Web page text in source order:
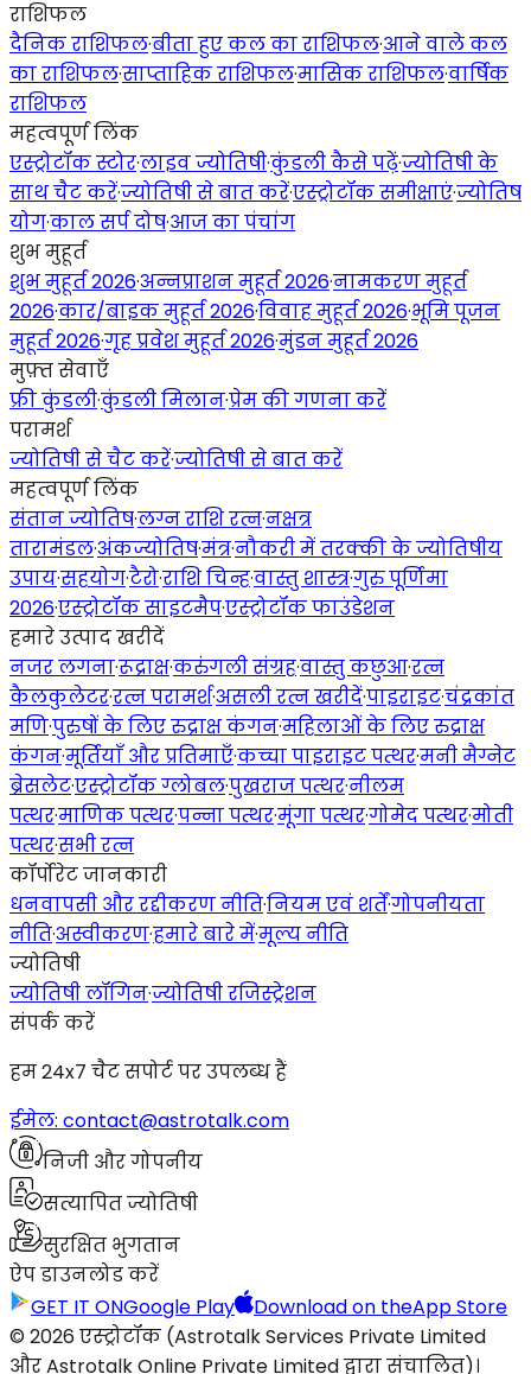
राशिफल
दैनिक राशिफल·बीता हुए कल का राशिफल·आने वाले कल
का राशिफल·साप्ताहिक राशिफल·मासिक राशिफल·वार्षिक
राशिफल
महत्वपूर्ण लिंक
एस्ट्रोटॉक स्टोर·लाइव ज्योतिषी·कुंडली कैसे पढ़ें·ज्योतिषी के
साथ चैट करें·ज्योतिषी से बात करें·एस्ट्रोटॉक समीक्षाएं·ज्योतिष
योग·काल सर्प दोष·आज का पंचांग
शुभ मुहूर्त
शुभ मुहूर्त 2026·अन्नप्राशन मुहूर्त 2026·नामकरण मुहूर्त
2026·कार/बाइक मुहूर्त 2026·विवाह मुहूर्त 2026·भूमि पूजन
मुहूर्त 2026·गृह प्रवेश मुहूर्त 2026·मुंडन मुहूर्त 2026
मुफ़्त सेवाएँ
फ्री कुंडली·कुंडली मिलान·प्रेम की गणना करें
परामर्श
ज्योतिषी से चैट करें·ज्योतिषी से बात करें
महत्वपूर्ण लिंक
संतान ज्योतिष·लग्न राशि रत्न·नक्षत्र
तारामंडल·अंकज्योतिष·मंत्र·नौकरी में तरक्की के ज्योतिषीय
उपाय·सहयोग·टैरो·राशि चिन्ह·वास्तु शास्त्र·गुरु पूर्णिमा
2026·एस्ट्रोटॉक साइटमैप·एस्ट्रोटॉक फाउंडेशन
हमारे उत्पाद खरीदें
नजर लगना·रूद्राक्ष·करुंगली संग्रह·वास्तु कछुआ·रत्न
कैलकुलेटर·रत्न परामर्श·असली रत्न खरीदें·पाइराइट·चंद्रकांत
मणि·पुरुषों के लिए रुद्राक्ष कंगन·महिलाओं के लिए रुद्राक्ष
कंगन·मूर्तियाँ और प्रतिमाएँ·कच्चा पाइराइट पत्थर·मनी मैग्नेट
ब्रेसलेट·एस्ट्रोटॉक ग्लोबल·पुखराज पत्थर·नीलम
पत्थर·माणिक पत्थर·पन्ना पत्थर·मूंगा पत्थर·गोमेद पत्थर·मोती
पत्थर·सभी रत्न
कॉर्पोरेट जानकारी
धनवापसी और रद्दीकरण नीति·नियम एवं शर्तें·गोपनीयता
नीति·अस्वीकरण·हमारे बारे में·मूल्य नीति
ज्योतिषी
ज्योतिषी लॉगिन·ज्योतिषी रजिस्ट्रेशन
संपर्क करें
हम 24x7 चैट सपोर्ट पर उपलब्ध हैं
ईमेल: contact@astrotalk.com
निजी और गोपनीय
सत्यापित ज्योतिषी
सुरक्षित भुगतान
ऐप डाउनलोड करें
GET IT ONGoogle Play Download on theApp Store
© 2026 एस्ट्रोटॉक (Astrotalk Services Private Limited
और Astrotalk Online Private Limited द्वारा संचालित)।